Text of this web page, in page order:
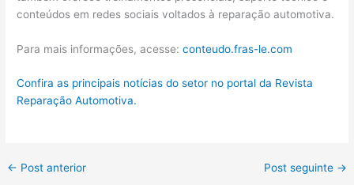
conteúdos em redes sociais voltados à reparação automotiva.
Para mais informações, acesse:conteudo.fras-le.com
Confira as principais notícias do setor no portal da Revista
Reparação Automotiva.
← Post anterior Post seguinte →